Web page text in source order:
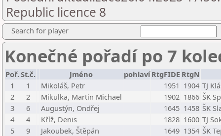
Republic licence 8
Search for player
Konečné pořadí po 7
Poř.St.č. Jméno pohlaví RtgFIDE RtgN
1
1 Mikoláš, Petr 1951 1904 TJ
2
2 Mikulka, Martin Michael 1902 1866 ŠK
3
6 Augustýn, Ondřej 1645 1458 ŠK
4
4 Kříž, Denis 1828 1600 TJ
5
9 Jakoubek, Štěpán 1649 1354 ŠK